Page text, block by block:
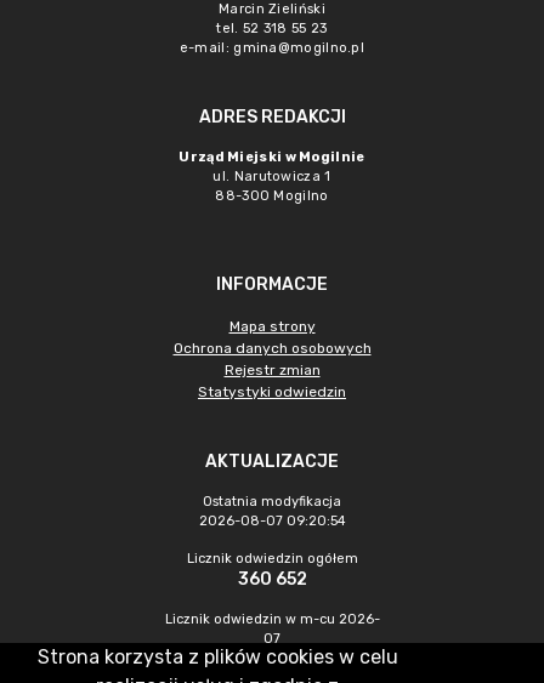
Marcin Zieliński
tel. 52 318 55 23
e-mail: gmina@mogilno.pl
ADRES REDAKCJI
Urząd Miejski w Mogilnie
ul. Narutowicza 1
88-300 Mogilno
INFORMACJE
Mapa strony
Ochrona danych osobowych
Rejestr zmian
Statystyki odwiedzin
AKTUALIZACJE
Ostatnia modyfikacja
2026-08-07 09:20:54
Licznik odwiedzin ogółem
360 652
Licznik odwiedzin w m-cu 2026-
07
1 297
Strona korzysta z plików cookies w celu